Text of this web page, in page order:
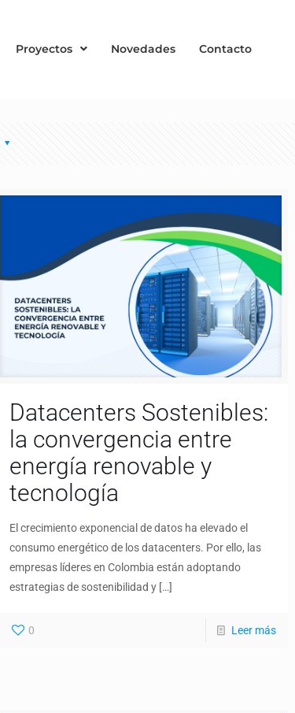
Proyectos Novedades Contacto
Datacenters Sostenibles:
la convergencia entre
energía renovable y
tecnología
El crecimiento exponencial de datos ha elevado el
consumo energético de los datacenters. Por ello, las
empresas líderes en Colombia están adoptando
estrategias de sostenibilidad y[…]
0 Leer más